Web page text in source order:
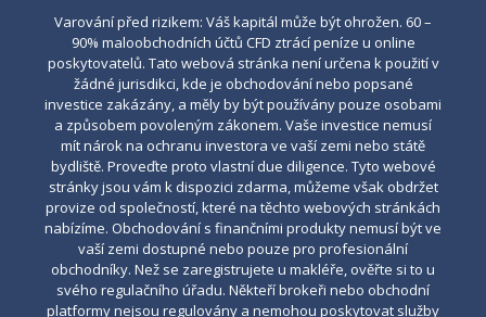
Varování před rizikem: Váš kapitál může být ohrožen. 60 –
90% maloobchodních účtů CFD ztrácí peníze u online
poskytovatelů. Tato webová stránka není určena k použití v
žádné jurisdikci, kde je obchodování nebo popsané
investice zakázány, a měly by být používány pouze osobami
a způsobem povoleným zákonem. Vaše investice nemusí
mít nárok na ochranu investora ve vaší zemi nebo státě
bydliště. Proveďte proto vlastní due diligence. Tyto webové
stránky jsou vám k dispozici zdarma, můžeme však obdržet
provize od společností, které na těchto webových stránkách
nabízíme. Obchodování s finančními produkty nemusí být ve
vaší zemi dostupné nebo pouze pro profesionální
obchodníky. Než se zaregistrujete u makléře, ověřte si to u
svého regulačního úřadu. Někteří brokeři nebo obchodní
platformy nejsou regulovány a nemohou poskytovat služby